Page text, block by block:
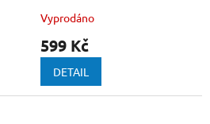
Vyprodáno
599 Kč
DETAIL